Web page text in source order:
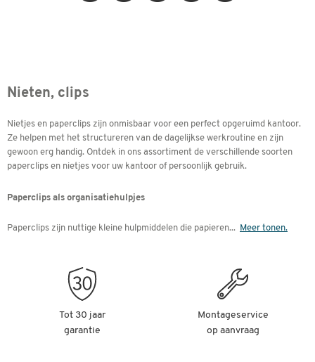
Nieten, clips
Nietjes en paperclips zijn onmisbaar voor een perfect opgeruimd kantoor.
Ze helpen met het structureren van de dagelijkse werkroutine en zijn
gewoon erg handig. Ontdek in ons assortiment de verschillende soorten
paperclips en nietjes voor uw kantoor of persoonlijk gebruik.
Paperclips als organisatiehulpjes
Paperclips zijn nuttige kleine hulpmiddelen die papieren... Meer tonen.
Tot 30 jaar
garantie
Montageservice
op aanvraag